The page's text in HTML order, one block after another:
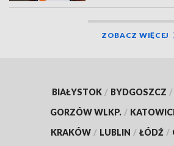
ZOBACZ WIĘCEJ
BIAŁYSTOK / BYDGOSZCZ /
GORZÓW WLKP. /
KRAKÓW / LUBLIN / ŁÓDŹ /